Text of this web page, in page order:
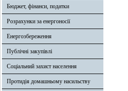
Бюджет, фінанси, податки
Розрахунки за енергоносії
Енергозбереження
Публічні закупівлі
Соціальний захист населення
Протидія домашньому насильству